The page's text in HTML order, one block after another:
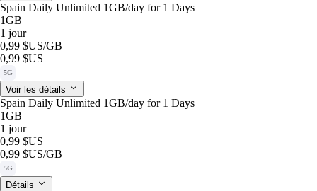
Spain Daily Unlimited 1GB/day for 1 Days
1GB
1 jour
0,99 $US/GB
0,99 $US
5G
Voir les détails
Spain Daily Unlimited 1GB/day for 1 Days
1GB
1 jour
0,99 $US
0,99 $US/GB
5G
Détails